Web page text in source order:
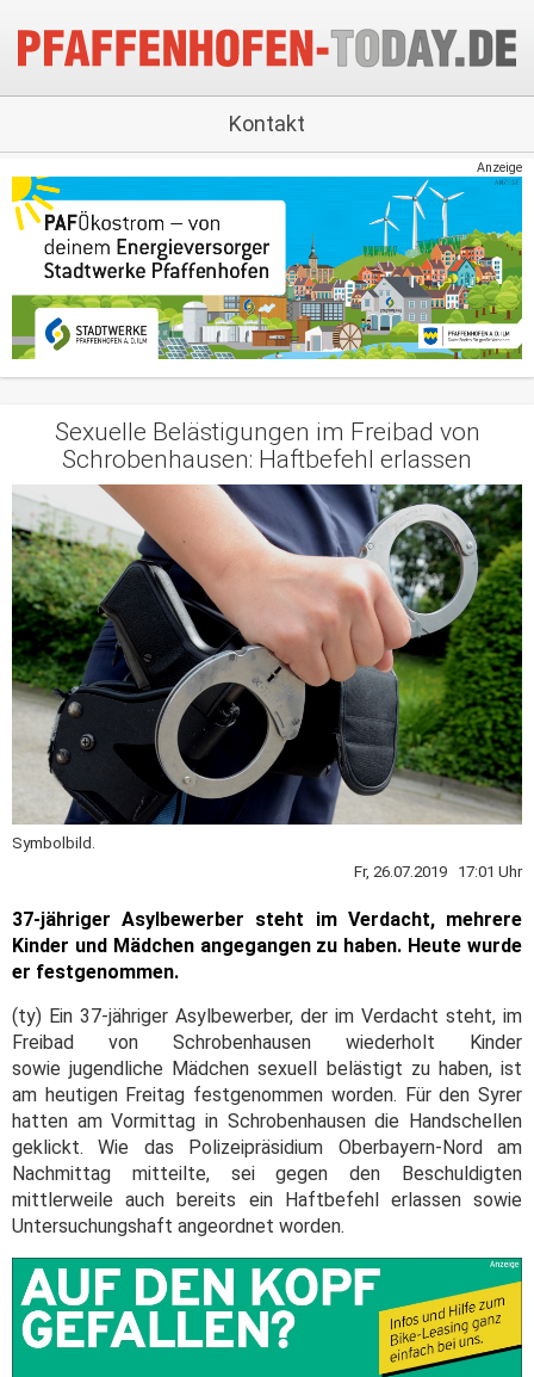
Kontakt
Anzeige
Sexuelle Belästigungen im Freibad von
Schrobenhausen: Haftbefehl erlassen
Symbolbild.
Fr, 26.07.2019 17:01 Uhr
37-jähriger Asylbewerber steht im Verdacht, mehrere
Kinder und Mädchen angegangen zu haben. Heute wurde
er festgenommen.
(ty) Ein 37-jähriger Asylbewerber, der im Verdacht steht, im
Freibad von Schrobenhausen wiederholt Kinder
sowie jugendliche Mädchen sexuell belästigt zu haben, ist
am heutigen Freitag festgenommen worden. Für den Syrer
hatten am Vormittag in Schrobenhausen die Handschellen
geklickt. Wie das Polizeipräsidium Oberbayern-Nord am
Nachmittag mitteilte, sei gegen den Beschuldigten
mittlerweile auch bereits ein Haftbefehl erlassen sowie
Untersuchungshaft angeordnet worden.